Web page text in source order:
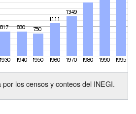
por los censos y conteos del INEGI.